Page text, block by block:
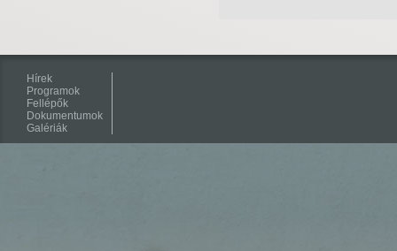
Hírek
Programok
Fellépők
Dokumentumok
Galériák